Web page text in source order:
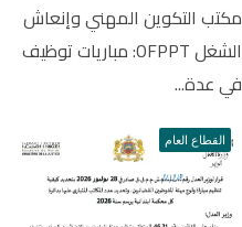
مكتب التكوين المهني وإنعاش
الشغل OFPPT: مباريات توظيف
في عدة...
القطاع العام